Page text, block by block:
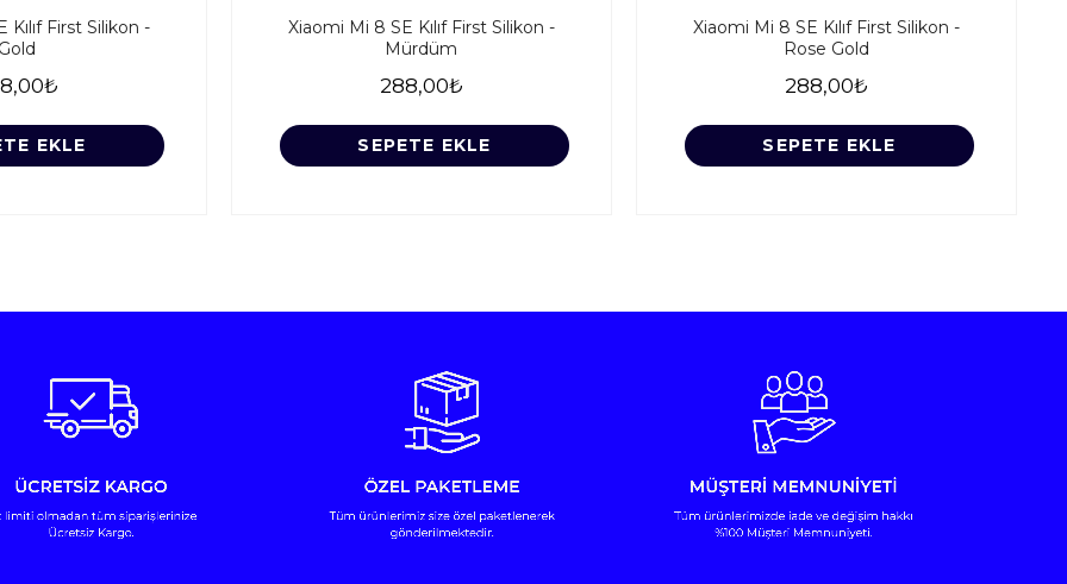
First Silikon -
EKLE
Xiaomi Mi 8 SE Kılıf First Silikon -
Mürdüm
288,00₺
SEPETE EKLE
Xiaomi Mi 8 SE Kılıf First Silikon -
Rose Gold
288,00₺
SEPETE EKLE